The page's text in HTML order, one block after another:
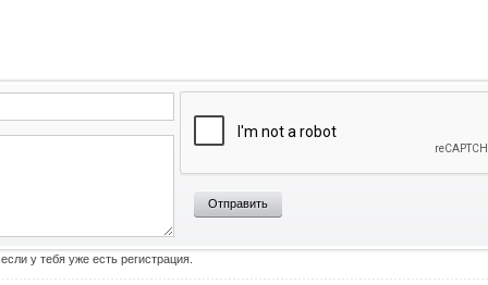
Отправить
у тебя уже есть регистрация.